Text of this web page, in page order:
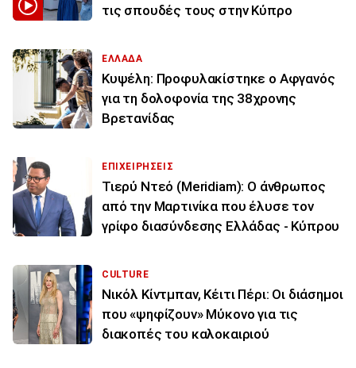
τις σπουδές τους στην Κύπρο
ΕΛΛΑΔΑ
Κυψέλη: Προφυλακίστηκε ο Αφγανός
για τη δολοφονία της 38χρονης
Βρετανίδας
ΕΠΙΧΕΙΡΗΣΕΙΣ
Τιερύ Ντεό (Meridiam): Ο άνθρωπος
από την Μαρτινίκα που έλυσε τον
γρίφο διασύνδεσης Ελλάδας - Κύπρου
CULTURE
Νικόλ Κίντμπαν, Κέιτι Πέρι: Οι διάσημοι
που «ψηφίζουν» Μύκονο για τις
διακοπές του καλοκαιριού